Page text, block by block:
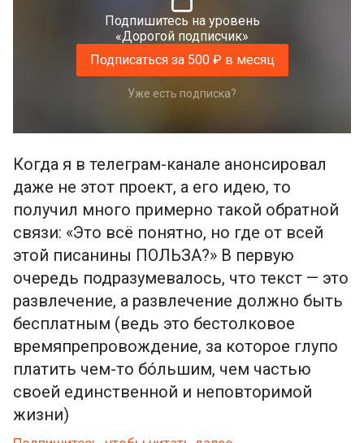
Подпишитесь на уровень
«Дорогой подписчик»
Подписаться за 500 ₽ в месяц
Уже есть подписка?
Когда я в телеграм-канале анонсировал
даже не этот проект, а его идею, то
получил много примерно такой обратной
связи: «Это всё понятно, но где от всей
этой писанины ПОЛЬЗА?» В первую
очередь подразумевалось, что текст — это
развлечение, а развлечение должно быть
бесплатным (ведь это бестолковое
времяпрепровождение, за которое глупо
платить чем-то бóльшим, чем частью
своей единственной и неповторимой
жизни)